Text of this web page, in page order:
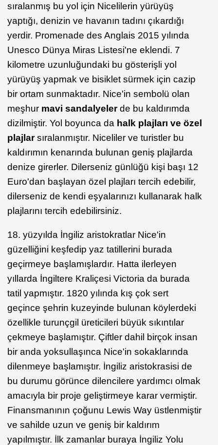
sıralanmış bu yol için Nicelilerin yürüyüş
yaptığı, denizin ve havanın tadını çıkardığı
yerdir. Promenade des Anglais 2015 yılında
Unesco Dünya Miras Listesi'ne eklendi. 7
kilometre uzunluğundaki bu gösterişli yol
yürüyüş yapmak ve bisiklet sürmek için cazip
bir ortam sunmaktadır. Nice'in sembolü olan
meşhur mavi sandalyelerde bu kaldırımda
dizilmiştir. Yol boyunca da halk plajları ve özel
plajlarsıralanmıştır. Niceliler ve turistler bu
kaldırımın kenarında bulunan geniş plajlarda
denize girerler. Dilerseniz günlüğü kişi başı 12
Euro'dan başlayan özel plajları tercih edebilir,
dilerseniz de kendi eşyalarınızı kullanarak halk
plajlarını tercih edebilirsiniz.
18. yüzyılda İngiliz aristokratlar Nice'in
güzelliğini keşfedip yaz tatillerini burada
geçirmeye başlamışlardır. Hatta ilerleyen
yıllarda İngiltere Kraliçesi Victoria da burada
tatil yapmıştır. 1820 yılında kış çok sert
geçince şehrin kuzeyinde bulunan köylerdeki
özellikle turunçgil üreticileri büyük sıkıntılar
çekmeye başlamıştır. Çiftler dahil birçok insan
bir anda yoksullaşınca Nice'in sokaklarında
dilenmeye başlamıştır. İngiliz aristokrasisi de
bu durumu görünce dilencilere yardımcı olmak
amacıyla bir proje geliştirmeye karar vermiştir.
Finansmanının çoğunu Lewis Way üstlenmiştir
ve sahilde uzun ve geniş bir kaldırım
yapılmıştır. İlk zamanlar buraya İngiliz Yolu